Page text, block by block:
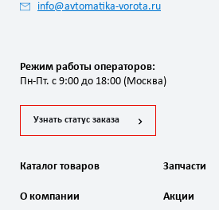
info@avtomatika-vorota.ru
Режим работы операторов:
Пн-Пт. с 9:00 до 18:00 (Москва)
Узнать статус заказа
Каталог товаров Запчасти
О компании Акции